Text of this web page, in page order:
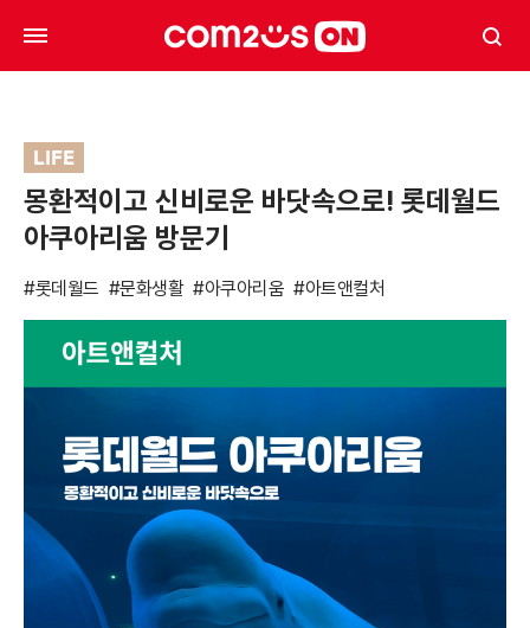
LIFE
몽환적이고 신비로운 바닷속으로! 롯데월드
아쿠아리움 방문기
#롯데월드 #문화생활 #아쿠아리움 #아트앤컬처